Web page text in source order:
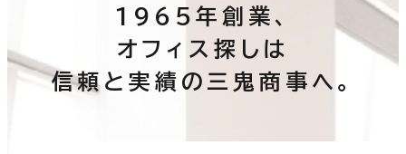
1965年創業、
オフィス探しは
信頼と実績の三鬼商事へ。